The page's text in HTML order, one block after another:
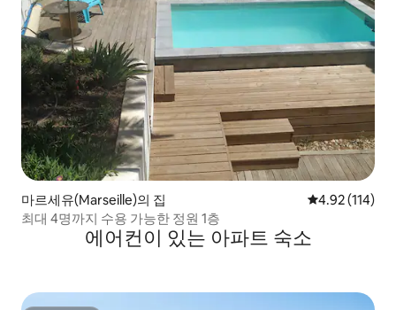
마르세유(Marseille)의 집 평점 4.92점(5
4.92 (114)
최대 4명까지 수용 가능한 정원 1층
에어컨이 있는 아파트 숙소